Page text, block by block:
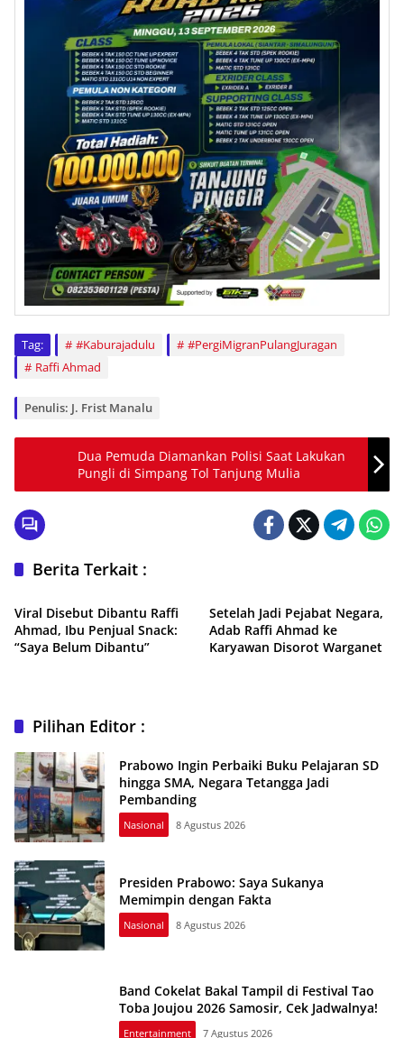
Tag: #Kaburajadulu
#PergiMigranPulangJuragan
Raffi Ahmad
Penulis: J. Frist Manalu
Dua Pemuda Diamankan Polisi Saat Lakukan
Pungli di Simpang Tol Tanjung Mulia
Berita Terkait :
Entertainment
Viral Disebut Dibantu Raffi
Ahmad, Ibu Penjual Snack:
“Saya Belum Dibantu”
Setelah Jadi Pejabat Negara,
Adab Raffi Ahmad ke
Karyawan Disorot Warganet
Pilihan Editor :
Prabowo Ingin Perbaiki Buku Pelajaran SD
hingga SMA, Negara Tetangga Jadi
Pembanding
Nasional 8 Agustus 2026
Presiden Prabowo: Saya Sukanya
Memimpin dengan Fakta
Nasional 8 Agustus 2026
Band Cokelat Bakal Tampil di Festival Tao
Toba Joujou 2026 Samosir, Cek Jadwalnya!
Entertainment 7 Agustus 2026